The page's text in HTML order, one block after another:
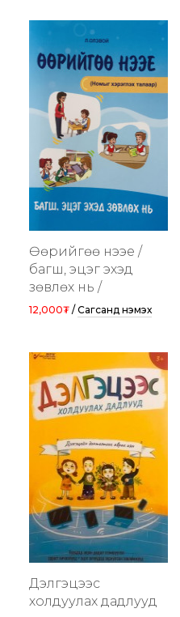
Өөрийгөө нээе /
багш, эцэг эхэд
зөвлөх нь /
12,000₮ / Сагсанд нэмэх
Дэлгэцээс
холдуулах дадлууд